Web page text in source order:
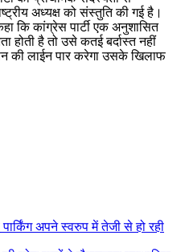
अध्यक्ष को संस्तुति की गई है।
कि कांग्रेस पार्टी एक अनुशासित
होती है तो उसे कतई बर्दास्त नहीं
की लाईन पार करेगा उसके खिलाफ
अपने स्वरुप में तेजी से हो रही